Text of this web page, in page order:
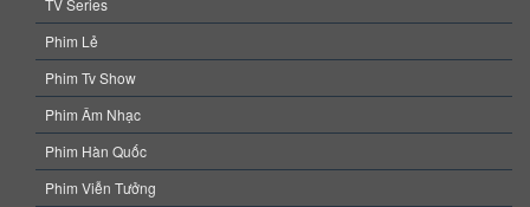
TV Series
Phim Lẻ
Phim Tv Show
Phim Âm Nhạc
Phim Hàn Quốc
Phim Viễn Tưởng